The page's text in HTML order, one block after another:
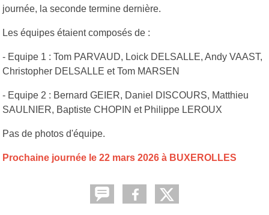
journée, la seconde termine dernière.
Les équipes étaient composés de :
- Equipe 1 : Tom PARVAUD, Loick DELSALLE, Andy VAAST,
Christopher DELSALLE et Tom MARSEN
- Equipe 2 : Bernard GEIER, Daniel DISCOURS, Matthieu
SAULNIER, Baptiste CHOPIN et Philippe LEROUX
Pas de photos d'équipe.
Prochaine journée le 22 mars 2026 à BUXEROLLES